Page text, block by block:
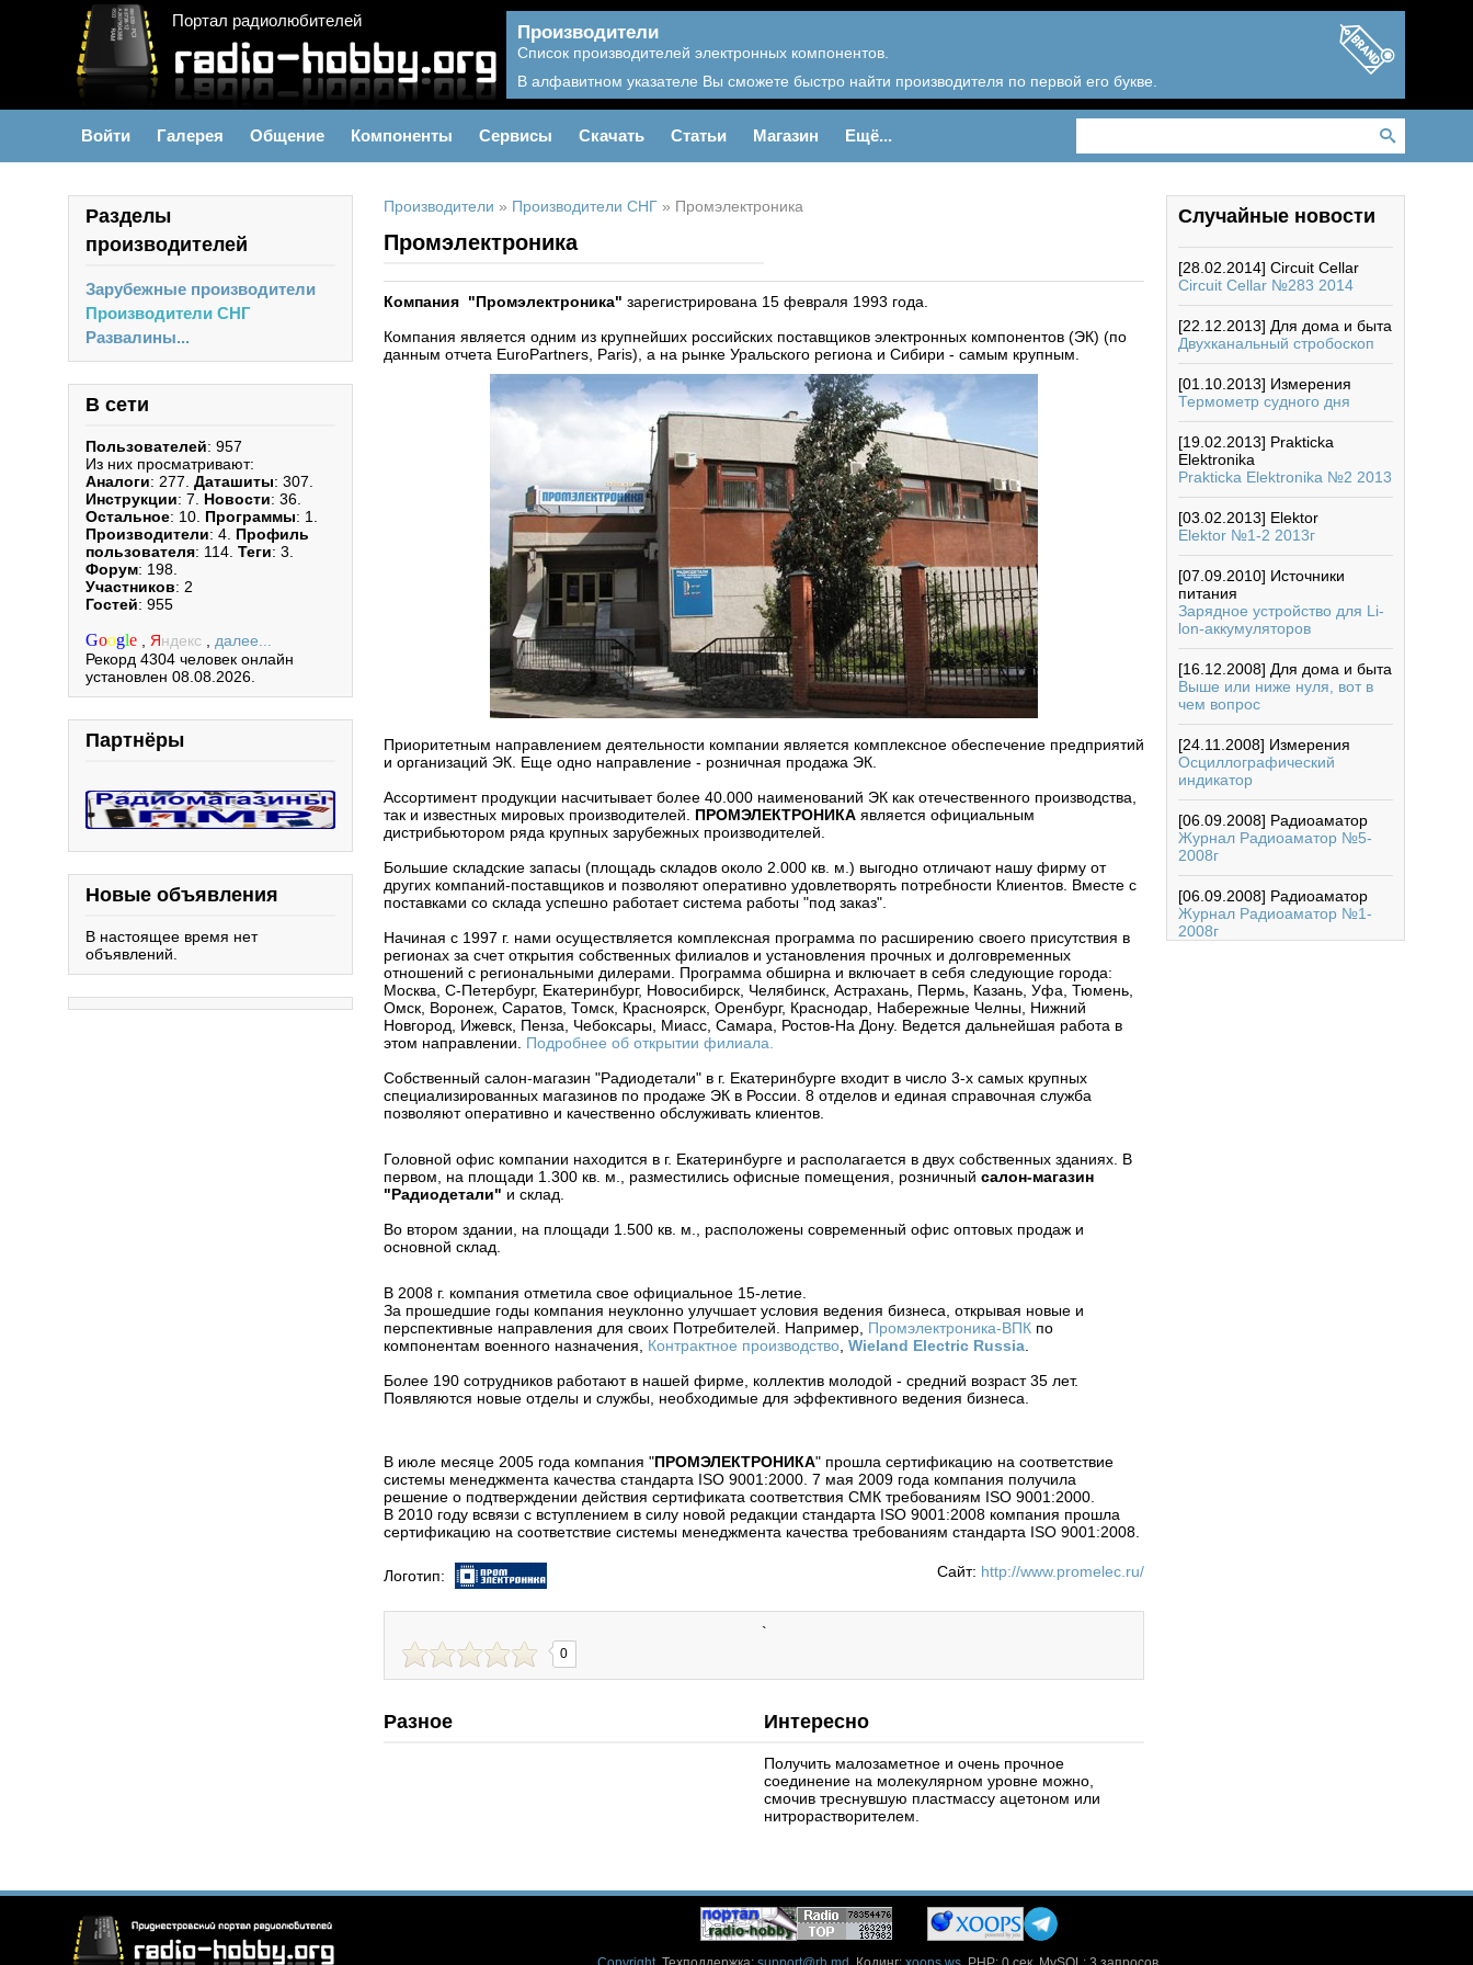
Портал радиолюбителей
Производители
Список производителей электронных компонентов.
В алфавитном указателе Вы сможете быстро найти производителя по первой его букве.
Войти Галерея Общение Компоненты Сервисы Скачать Статьи Магазин Ещё...
Разделы
производителей
Зарубежные производители
Производители СНГ
Развалины...
В сети
Пользователей: 957
Из них просматривают:
Аналоги: 277. Даташиты: 307.
Инструкции: 7. Новости: 36.
Остальное: 10. Программы: 1.
Производители: 4. Профиль
пользователя: 114. Теги: 3.
Форум: 198.
Участников: 2
Гостей: 955
Google Яндекс
далее...
Рекорд 4304 человек онлайн
установлен 08.08.2026.
Партнёры
Новые объявления
В настоящее время нет
объявлений.
Производители » Производители СНГ » Промэлектроника
Промэлектроника
Компания "Промэлектроника" зарегистрирована 15 февраля 1993 года.
Компания является одним из крупнейших российских поставщиков электронных компонентов (ЭК) (по
данным отчета EuroPartners, Paris), а на рынке Уральского региона и Сибири - самым крупным.
Приоритетным направлением деятельности компании является комплексное обеспечение предприятий
и организаций ЭК. Еще одно направление - розничная продажа ЭК.
Ассортимент продукции насчитывает более 40.000 наименований ЭК как отечественного производства,
так и известных мировых производителей. ПРОМЭЛЕКТРОНИКА является официальным
дистрибьютором ряда крупных зарубежных производителей.
Большие складские запасы (площадь складов около 2.000 кв. м.) выгодно отличают нашу фирму от
других компаний-поставщиков и позволяют оперативно удовлетворять потребности Клиентов. Вместе с
поставками со склада успешно работает система работы "под заказ".
Начиная с 1997 г. нами осуществляется комплексная программа по расширению своего присутствия в
регионах за счет открытия собственных филиалов и установления прочных и долговременных
отношений с региональными дилерами. Программа обширна и включает в себя следующие города:
Москва, С-Петербург, Екатеринбург, Новосибирск, Челябинск, Астрахань, Пермь, Казань, Уфа, Тюмень,
Омск, Воронеж, Саратов, Томск, Красноярск, Оренбург, Краснодар, Набережные Челны, Нижний
Новгород, Ижевск, Пенза, Чебоксары, Миасс, Самара, Ростов-На Дону. Ведется дальнейшая работа в
этом направлении. Подробнее об открытии филиала.
Собственный салон-магазин "Радиодетали" в г. Екатеринбурге входит в число 3-х самых крупных
специализированных магазинов по продаже ЭК в России. 8 отделов и единая справочная служба
позволяют оперативно и качественно обслуживать клиентов.
Головной офис компании находится в г. Екатеринбурге и располагается в двух собственных зданиях. В
первом, на площади 1.300 кв. м., разместились офисные помещения, розничный салон-магазин
"Радиодетали" и склад.
Во втором здании, на площади 1.500 кв. м., расположены современный офис оптовых продаж и
основной склад.
В 2008 г. компания отметила свое официальное 15-летие.
За прошедшие годы компания неуклонно улучшает условия ведения бизнеса, открывая новые и
перспективные направления для своих Потребителей. Например, Промэлектроника-ВПК по
компонентам военного назначения, Контрактное производство Wieland Electric Russia
Более 190 сотрудников работают в нашей фирме, коллектив молодой - средний возраст 35 лет.
Появляются новые отделы и службы, необходимые для эффективного ведения бизнеса.
В июле месяце 2005 года компания "ПРОМЭЛЕКТРОНИКА" прошла сертификацию на соответствие
системы менеджмента качества стандарта ISO 9001:2000. 7 мая 2009 года компания получила
решение о подтверждении действия сертификата соответствия СМК требованиям ISO 9001:2000.
В 2010 году всвязи с вступлением в силу новой редакции стандарта ISO 9001:2008 компания прошла
сертификацию на соответствие системы менеджмента качества требованиям стандарта ISO 9001:2008.
Логотип: Сайт: http://www.promelec.ru/
`
0
Разное Интересно
Получить малозаметное и очень прочное
соединение на молекулярном уровне можно,
смочив треснувшую пластмассу ацетоном или
нитрорастворителем.
Случайные новости
[28.02.2014] Circuit Cellar
Circuit Cellar №283 2014
[22.12.2013] Для дома и быта
Двухканальный стробоскоп
[01.10.2013] Измерения
Термометр судного дня
[19.02.2013] Prakticka
Elektronika
Prakticka Elektronika №2 2013
[03.02.2013] Elektor
Elektor №1-2 2013г
[07.09.2010] Источники
питания
Зарядное устройство для Li-
lon-аккумуляторов
[16.12.2008] Для дома и быта
Выше или ниже нуля, вот в
чем вопрос
[24.11.2008] Измерения
Осциллографический
индикатор
[06.09.2008] Радиоаматор
Журнал Радиоаматор №5-
2008г
[06.09.2008] Радиоаматор
Журнал Радиоаматор №1-
2008г